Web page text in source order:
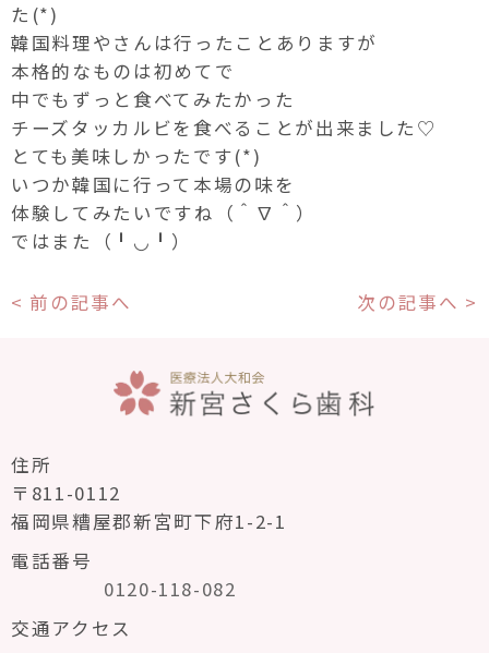
た(*)
韓国料理やさんは行ったことありますが
本格的なものは初めてで
中でもずっと食べてみたかった
チーズタッカルビを食べることが出来ました♡
とても美味しかったです(*)
いつか韓国に行って本場の味を
体験してみたいですね（＾∇＾）
ではまた（╹◡╹）
< 前の記事へ 次の記事へ >
住所
〒811-0112
福岡県糟屋郡新宮町下府1-2-1
電話番号
0120-118-082
交通アクセス